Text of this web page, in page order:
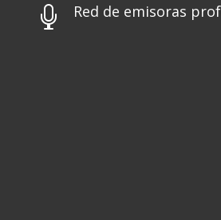
 Red de emisoras